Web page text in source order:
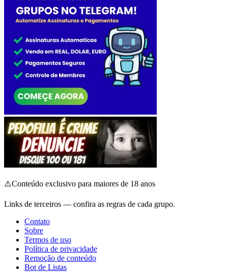
⚠️Conteúdo exclusivo para maiores de 18 anos
Links de terceiros — confira as regras de cada grupo.
Contato
Sobre
Termos de uso
Política de privacidade
Remoção de conteúdo
Bot de Listas